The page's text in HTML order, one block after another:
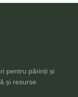
pentru părinți și
și resurse